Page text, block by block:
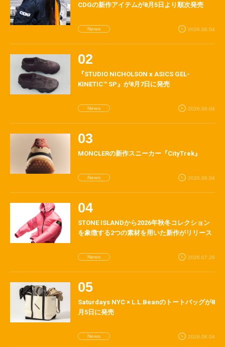
CDGの新作アイテムが8月5日より順次発売
News 2026.08.04
『STUDIO NICHOLSON x ASICS GEL-
KINETIC™ SP』が8月7日に発売
News 2026.08.04
MONCLERの新作スニーカー『CityTrek』
News 2026.08.04
STONE ISLANDから2026年秋冬コレクション
を象徴する2つの素材を用いた新作がリリース
News 2026.07.29
Saturdays NYC × L.L.Beanのトートバッグが8
月5日に発売
News 2026.08.04